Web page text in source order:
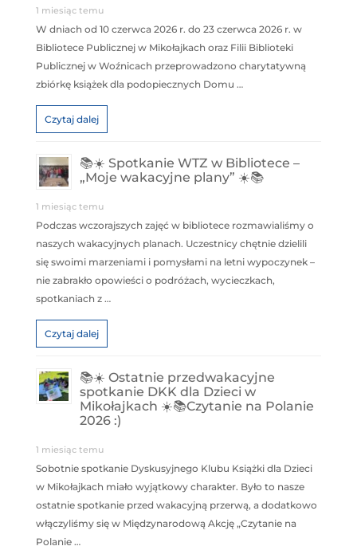
1 miesiąc temu
W dniach od 10 czerwca 2026 r. do 23 czerwca 2026 r. w
Bibliotece Publicznej w Mikołajkach oraz Filii Biblioteki
Publicznej w Woźnicach przeprowadzono charytatywną
zbiórkę książek dla podopiecznych Domu …
Czytaj dalej
📚☀️ Spotkanie WTZ w Bibliotece –
„Moje wakacyjne plany” ☀️📚
1 miesiąc temu
Podczas wczorajszych zajęć w bibliotece rozmawialiśmy o
naszych wakacyjnych planach. Uczestnicy chętnie dzielili
się swoimi marzeniami i pomysłami na letni wypoczynek –
nie zabrakło opowieści o podróżach, wycieczkach,
spotkaniach z …
Czytaj dalej
📚☀️ Ostatnie przedwakacyjne
spotkanie DKK dla Dzieci w
Mikołajkach ☀️📚Czytanie na Polanie
2026 :)
1 miesiąc temu
Sobotnie spotkanie Dyskusyjnego Klubu Książki dla Dzieci
w Mikołajkach miało wyjątkowy charakter. Było to nasze
ostatnie spotkanie przed wakacyjną przerwą, a dodatkowo
włączyliśmy się w Międzynarodową Akcję „Czytanie na
Polanie …